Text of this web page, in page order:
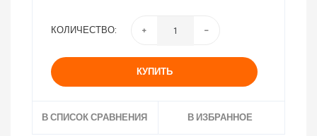
КОЛИЧЕСТВО:
КУПИТЬ
В СПИСОК СРАВНЕНИЯ В ИЗБРАННОЕ